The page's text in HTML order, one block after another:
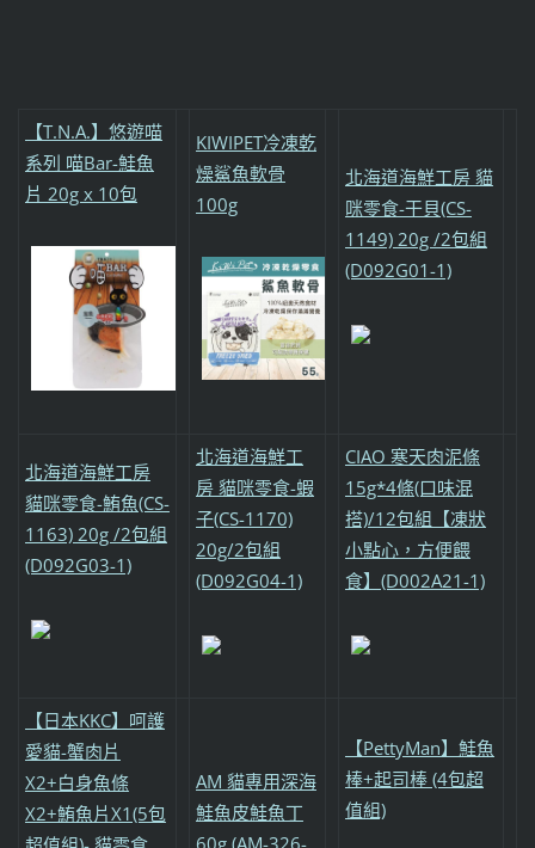
【T.N.A.】悠遊喵
系列 喵Bar-鮭魚
片 20g x 10包
KIWIPET冷凍乾
燥鯊魚軟骨
100g
北海道海鮮工房 貓
咪零食-干貝(CS-
1149) 20g /2包組
(D092G01-1)
北海道海鮮工房
貓咪零食-鮪魚(CS-
1163) 20g /2包組
(D092G03-1)
北海道海鮮工
房 貓咪零食-蝦
子(CS-1170)
20g/2包組
(D092G04-1)
CIAO 寒天肉泥條
15g*4條(口味混
搭)/12包組【凍狀
小點心，方便餵
食】(D002A21-1)
【日本KKC】呵護
愛貓-蟹肉片
X2+白身魚條
X2+鮪魚片X1(5包
AM 貓專用深海
鮭魚皮鮭魚丁
60g (AM-326-
【PettyMan】鮭魚
棒+起司棒 (4包超
值組)